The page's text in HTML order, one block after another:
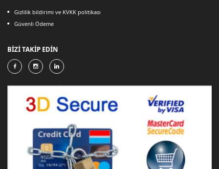
Gizlilik bildirimi ve KVKK politikası
Güvenli Ödeme
BİZİ TAKİP EDİN